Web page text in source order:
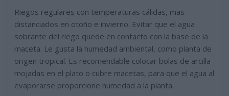
Riegos regulares con temperaturas cálidas, mas
distanciados en otoño e invierno. Evitar que el agua
sobrante del riego quede en contacto con la base de la
maceta. Le gusta la humedad ambiental, como planta de
origen tropical. Es recomendable colocar bolas de arcilla
mojadas en el plato o cubre macetas, para que el agua al
evaporarse proporcione humedad a la planta.